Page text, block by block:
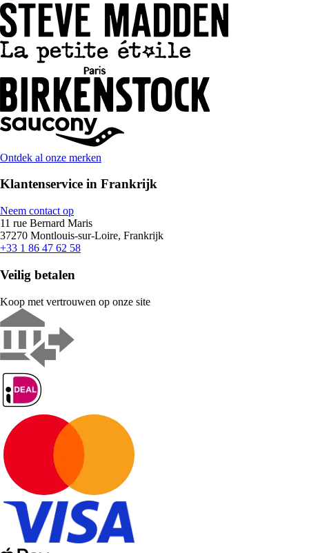
Ontdek al onze merken
Klantenservice in Frankrijk
Neem contact op
11 rue Bernard Maris
37270 Montlouis-sur-Loire, Frankrijk
+33 1 86 47 62 58
Veilig betalen
Koop met vertrouwen op onze site